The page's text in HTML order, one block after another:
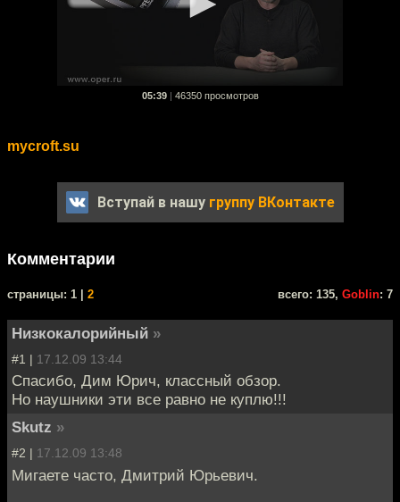
05:39 46350 просмотров
mycroft.su
Вступай в нашу группу ВКонтакте
Комментарии
cтраницы: 1 | 2 всего: 135, Goblin: 7
Низкокалорийный »
#1 | 17.12.09 13:44
Спасибо, Дим Юрич, классный обзор.
Но наушники эти все равно не куплю!!!
Skutz »
#2 | 17.12.09 13:48
Мигаете часто, Дмитрий Юрьевич.